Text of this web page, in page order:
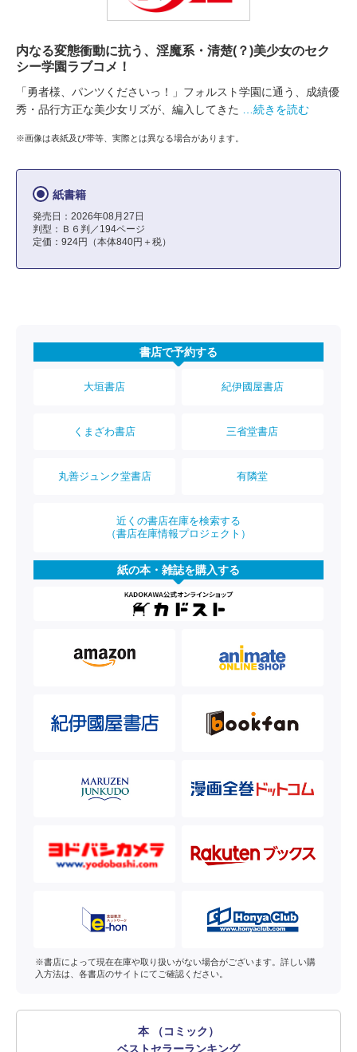
内なる変態衝動に抗う、淫魔系・清楚(？)美少女のセク
シー学園ラブコメ！
「勇者様、パンツくださいっ！」フォルスト学園に通う、成績優
秀・品行方正な美少女リズが、編入してきた
…続きを読む
※画像は表紙及び帯等、実際とは異なる場合があります。
紙書籍
発売日：2026年08月27日
判型：Ｂ６判／194ページ
定価：924円（本体840円＋税）
書店で予約する
大垣書店 紀伊國屋書店
くまざわ書店 三省堂書店
丸善ジュンク堂書店 有隣堂
近くの書店在庫を検索する
（書店在庫情報プロジェクト）
紙の本・雑誌を購入する
※書店によって現在在庫や取り扱いがない場合がございます。詳しい購
入方法は、各書店のサイトにてご確認ください。
本 （コミック）
ベストセラーランキング